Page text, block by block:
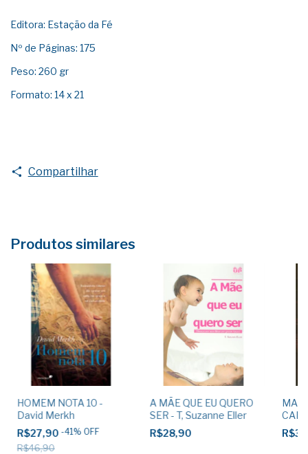
Editora: Estação da Fé
Nº de Páginas: 175
Peso: 260 gr
Formato: 14 x 21
Compartilhar
Produtos similares
HOMEM NOTA 10 -
David Merkh
R$27,90 -41% OFF
R$46,90
A MÃE QUE EU QUERO
SER - T, Suzanne Eller
R$28,90
MAIS